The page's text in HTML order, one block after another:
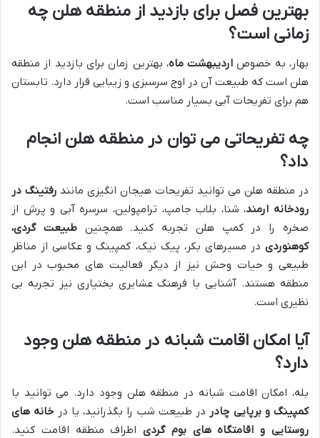
بهترین فصل برای بازدید از منطقه هلن چه
زمانی است؟
بهار، به خصوص اردیبهشت ماه، بهترین زمان برای بازدید از منطقه
هلن است که طبیعت آن در اوج سرسبزی و زیبایی قرار دارد. تابستان
هم برای تفریحات آبی بسیار مناسب است.
چه تفریحاتی می توان در منطقه هلن انجام
داد؟
در منطقه هلن می توانید تفریحات هیجان انگیزی مانند رفتینگ در
رودخانه ارمند، شنا، بلاب جامپ، ترامپولین، سرسره آبی و پرش از
صخره را در کمپ هلن تجربه کنید. همچنینطبیعت گردی،
کوهنوردی در مسیرهای بکر، پیک نیک، کمپینگ و عکاسی از مناظر
طبیعی و حیات وحش نیز از دیگر فعالیت های محبوب در این
منطقه هستند. آشنایی با فرهنگ عشایری بختیاری نیز تجربه بی
نظیری است.
آیا امکان اقامت شبانه در منطقه هلن وجود
دارد؟
بله، امکان اقامت شبانه در منطقه هلن وجود دارد. می توانید با
کمپینگ و برپایی چادر در طبیعت شب را بگذرانید، یا در خانه های
روستایی و اقامتگاه های بوم گردیاطراف منطقه اقامت کنید.